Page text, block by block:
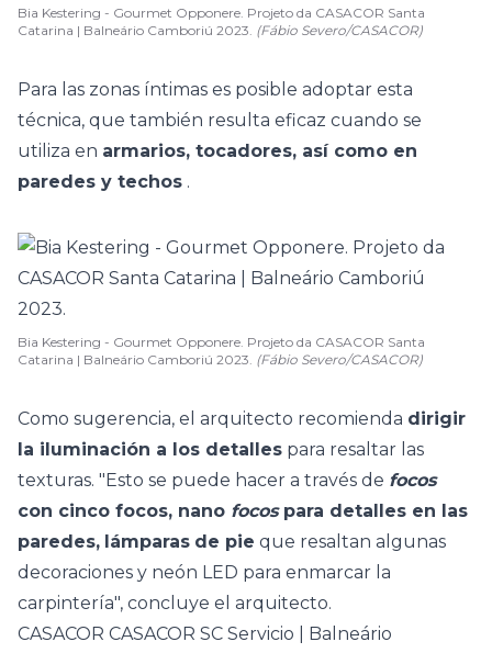
Bia Kestering - Gourmet Opponere. Projeto da CASACOR Santa
Catarina | Balneário Camboriú 2023. (Fábio Severo/CASACOR)
Para las zonas íntimas es posible adoptar esta
técnica, que también resulta eficaz cuando se
utiliza en armarios, tocadores, así como en
paredes y techos .
Bia Kestering - Gourmet Opponere. Projeto da CASACOR Santa
Catarina | Balneário Camboriú 2023. (Fábio Severo/CASACOR)
Como sugerencia, el arquitecto recomienda dirigir
la iluminación a los detalles para resaltar las
texturas. "Esto se puede hacer a través de focos
con cinco focos, nano focospara detalles en las
paredes, lámparas de pie que resaltan algunas
decoraciones y neón LED para enmarcar la
carpintería", concluye el arquitecto.
CASACOR CASACOR SC Servicio | Balneário